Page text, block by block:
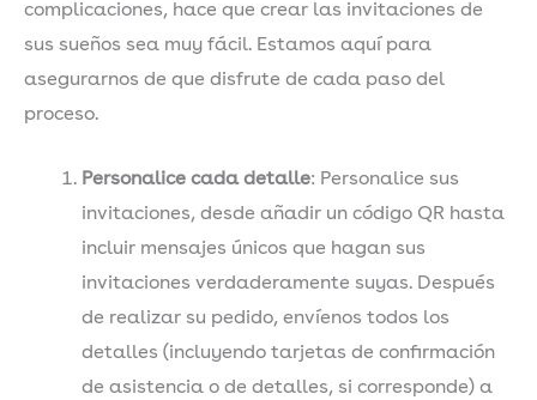
complicaciones, hace que crear las invitaciones de
sus sueños sea muy fácil. Estamos aquí para
asegurarnos de que disfrute de cada paso del
proceso.
Personalice cada detalle: Personalice sus
invitaciones, desde añadir un código QR hasta
incluir mensajes únicos que hagan sus
invitaciones verdaderamente suyas. Después
de realizar su pedido, envíenos todos los
detalles (incluyendo tarjetas de confirmación
de asistencia o de detalles, si corresponde) a